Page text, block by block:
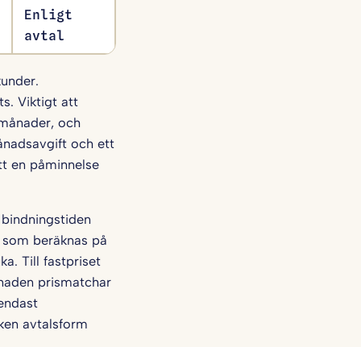
Enligt
avtal
Viktigt att
och
och ett
en påminnelse
beräknas på
Till fastpriset
prismatchar
avtalsform